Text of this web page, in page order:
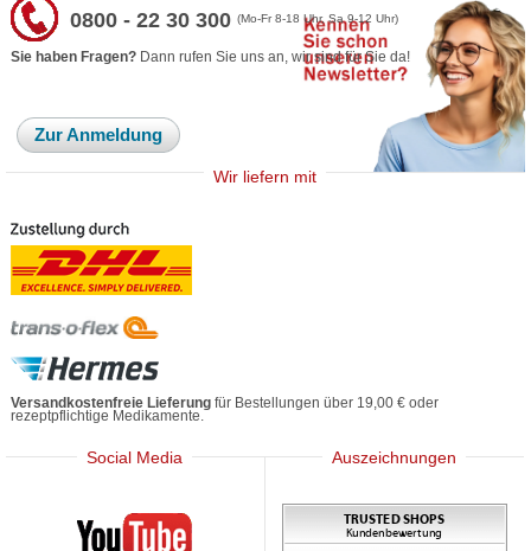
0800 - 22 30 300(Mo-Fr 8-18 Uhr, Sa 9-12 Uhr)
Sie haben Fragen? Dann rufen Sie uns an, wir sind für Sie da!
Zur Anmeldung
Wir liefern mit
Versandkostenfreie Lieferung für Bestellungen über 19,00 € oder
rezeptpflichtige Medikamente.
Social Media
Mediherz
Auszeichnungen